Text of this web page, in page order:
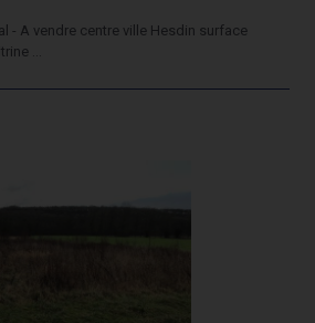
- A vendre centre ville Hesdin surface
...